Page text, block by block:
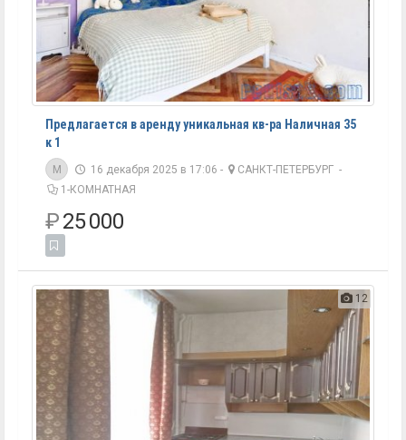
Предлагается в аренду уникальная кв-ра Наличная 35
к 1
M 16 декабря 2025 в 17:06 - САНКТ-ПЕТЕРБУРГ -
1-КОМНАТНАЯ
₽25 000
12